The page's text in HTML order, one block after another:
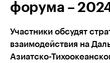
форума –
Участники обсудят
взаимодействия на
Азиатско-